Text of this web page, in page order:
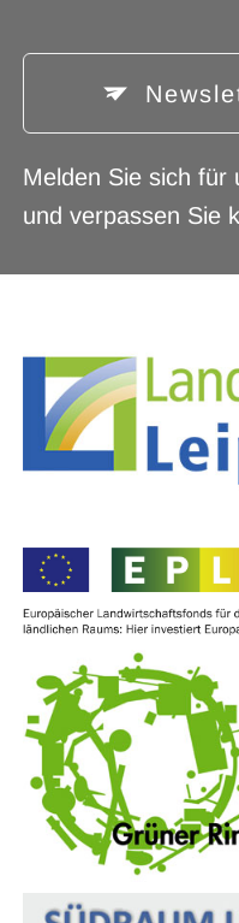
Melden Sie sich für
und verpassen Sie